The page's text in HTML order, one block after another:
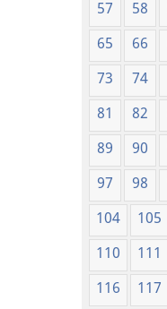
57
58
65
66
73
74
81
82
89
90
97
98
104
105
110
111
116
117